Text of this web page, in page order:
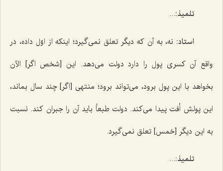
تلمیذ:...
استاد: نه، به آن که دیگر تعلق نمی‌گیرد؛ اینکه از اوّل داده، در
واقع آن کسری پول را دارد دولت می‌دهد. این [شخص اگر] الآن
بخواهد با این پول برود، می‌تواند برود؛ منتهی [اگر] چند سال بماند،
این پولش اُفت پیدا می‌کند. دولت طبعاً باید آن را جبران کند. نسبت
به این دیگر [خمس] تعلق نمی‌گیرد.
تلمیذ:...